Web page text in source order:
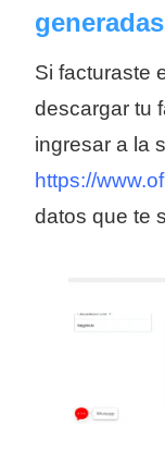
Si facturaste
descargar tu
ingresar a la
https://
datos que te